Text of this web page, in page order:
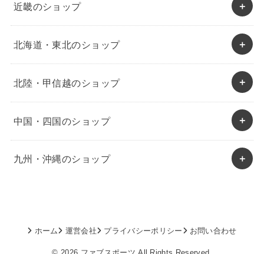
近畿のショップ
北海道・東北のショップ
北陸・甲信越のショップ
中国・四国のショップ
九州・沖縄のショップ
ホーム 運営会社 プライバシーポリシー お問い合わせ